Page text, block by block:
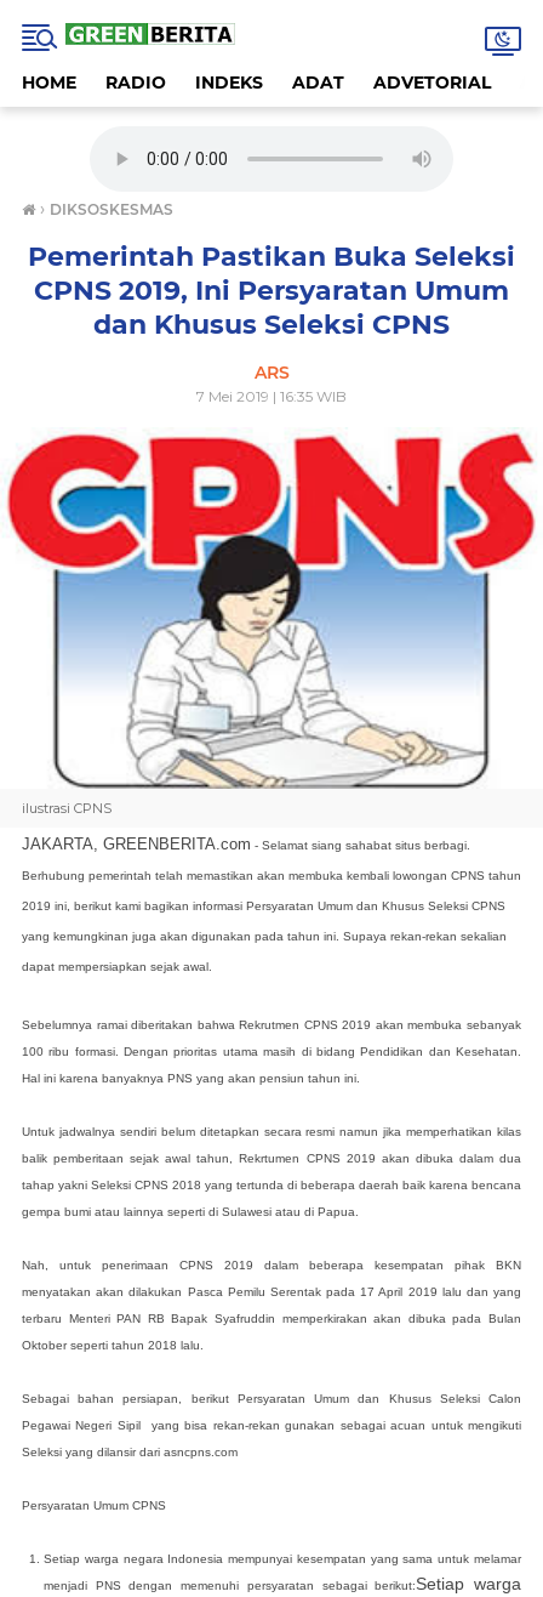
HOME RADIO INDEKS ADAT ADVETORIAL
› DIKSOSKESMAS
Pemerintah Pastikan Buka Seleksi
CPNS 2019, Ini Persyaratan Umum
dan Khusus Seleksi CPNS
ARS
7 Mei 2019 | 16:35 WIB
ilustrasi CPNS
JAKARTA, GREENBERITA.com - Selamat siang sahabat situs berbagi.
Berhubung pemerintah telah memastikan akan membuka kembali lowongan CPNS tahun
2019 ini, berikut kami bagikan informasi Persyaratan Umum dan Khusus Seleksi CPNS
yang kemungkinan juga akan digunakan pada tahun ini. Supaya rekan-rekan sekalian
dapat mempersiapkan sejak awal.
Sebelumnya ramai diberitakan bahwa Rekrutmen CPNS 2019 akan membuka sebanyak
100 ribu formasi. Dengan prioritas utama masih di bidang Pendidikan dan Kesehatan.
Hal ini karena banyaknya PNS yang akan pensiun tahun ini.
Untuk jadwalnya sendiri belum ditetapkan secara resmi namun jika memperhatikan kilas
balik pemberitaan sejak awal tahun, Rekrtumen CPNS 2019 akan dibuka dalam dua
tahap yakni Seleksi CPNS 2018 yang tertunda di beberapa daerah baik karena bencana
gempa bumi atau lainnya seperti di Sulawesi atau di Papua.
Nah, untuk penerimaan CPNS 2019 dalam beberapa kesempatan pihak BKN
menyatakan akan dilakukan Pasca Pemilu Serentak pada 17 April 2019 lalu dan yang
terbaru Menteri PAN RB Bapak Syafruddin memperkirakan akan dibuka pada Bulan
Oktober seperti tahun 2018 lalu.
Sebagai bahan persiapan, berikut Persyaratan Umum dan Khusus Seleksi Calon
Pegawai Negeri Sipil yang bisa rekan-rekan gunakan sebagai acuan untuk mengikuti
Seleksi yang dilansir dari asncpns.com
Persyaratan Umum CPNS
Setiap warga negara Indonesia mempunyai kesempatan yang sama untuk melamar
menjadi PNS dengan memenuhi persyaratan sebagai berikut:Setiap warga